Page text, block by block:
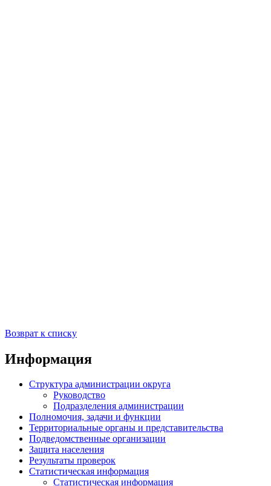
Возврат к списку
Информация
Структура администрации округа
Руководство
Подразделения администрации
Полномочия, задачи и функции
Территориальные органы и представительства
Подведомственные организации
Защита населения
Результаты проверок
Статистическая информация
Статистическая информация